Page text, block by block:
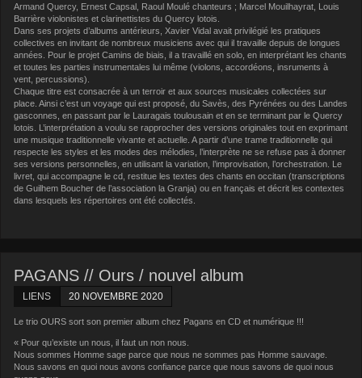
Armand Quercy, Ernest Capsal, Raoul Moulé chanteurs ; Marcel Mouilhayrat, Louis
Barrière violonistes et clarinettistes du Quercy lotois.
Dans ses projets d’albums antérieurs, Xavier Vidal avait privilégié les pratiques
collectives en invitant de nombreux musiciens avec qui il travaille depuis de longues
années. Pour le projet Camins de biais, il a travaillé en solo, en interprétant les chants
et toutes les parties instrumentales lui même (violons, accordéons, insruments à
vent, percussions).
Chaque titre est consacrée à un terroir et aux sources musicales collectées sur
place. Ainsi c’est un voyage qui est proposé, du Savès, des Pyrénées ou des Landes
gasconnes, en passant par le Lauragais toulousain et en se terminant par le Quercy
lotois. L’interprétation a voulu se rapprocher des versions originales tout en exprimant
une musique traditionnelle vivante et actuelle. A partir d’une trame traditionnelle qui
respecte les styles et les modes des mélodies, l’interprète ne se refuse pas à donner
ses versions personnelles, en utilisant la variation, l’improvisation, l’orchestration. Le
livret, qui accompagne le cd, restitue les textes des chants en occitan (transcriptions
de Guilhem Boucher de l’association la Granja) ou en français et décrit les contextes
dans lesquels les répertoires ont été collectés.
PAGANS // Ours / nouvel album
LIENS 20 NOVEMBRE 2020
Le trio OURS sort son premier album chez Pagans en CD et numérique !!!
« Pour qu’existe un nous, il faut un non nous.
Nous sommes Homme sage parce que nous ne sommes pas Homme sauvage.
Nous savons en quoi nous avons confiance parce que nous savons de quoi nous